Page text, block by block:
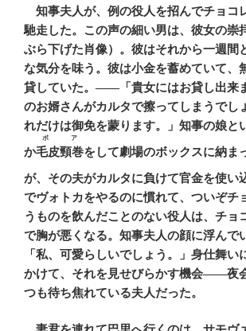
知事夫人が、例の役人を招んでチョコ
馳走した。この声の細い男は、彼女の崇
ぶら下げた肖像）。彼はそれから一週間
な気分を味う。彼は小金を蓄めていて、
貸していた。――「貴女にはお貸し出来
のお婿さんがカルタで擦ってしまうでし
れだけは御免を蒙ります。」知事の娘と
か毛皮頸巻
ボア
をして劇場のボックスに納ま
が、その夫がカルタに負けて官金を使い
でヴォトカをやるのに慣れて、ついぞチ
うものを飲んだことのない役人は、チョ
で胸が悪くなる。知事夫人の顔に浮んで
「私、可愛らしいでしょう。」身仕舞い
かけて、それを見せびらかす機会――夜
つも待ち焦れている夫人だった。